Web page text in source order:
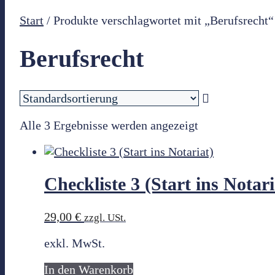
Start / Produkte verschlagwortet mit „Berufsrecht“
Berufsrecht
Alle 3 Ergebnisse werden angezeigt
Checkliste 3 (Start ins
29,00 € zzgl. USt.
exkl. MwSt.
In den Warenkorb